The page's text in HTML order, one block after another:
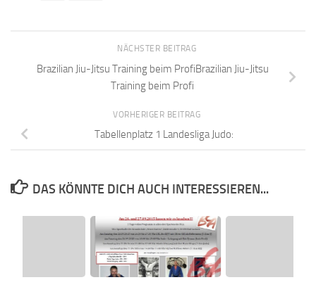
NÄCHSTER BEITRAG
Brazilian Jiu-Jitsu Training beim ProfiBrazilian Jiu-Jitsu
Training beim Profi
VORHERIGER BEITRAG
Tabellenplatz 1 Landesliga Judo:
DAS KÖNNTE DICH AUCH INTERESSIEREN...